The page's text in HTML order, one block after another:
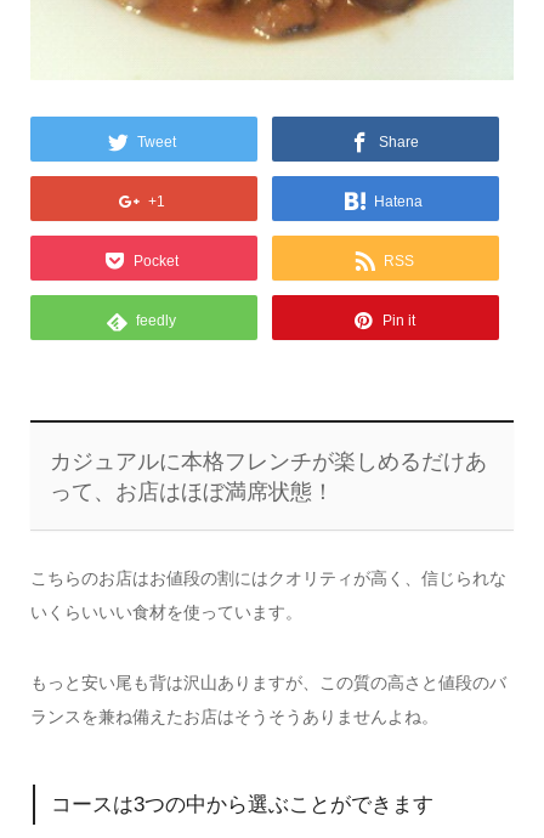
Tweet Share
+1 Hatena
Pocket RSS
feedly Pin it
カジュアルに本格フレンチが楽しめるだけあ
って、お店はほぼ満席状態！
こちらのお店はお値段の割にはクオリティが高く、信じられな
いくらいいい食材を使っています。
もっと安い尾も背は沢山ありますが、この質の高さと値段のバ
ランスを兼ね備えたお店はそうそうありませんよね。
コースは3つの中から選ぶことができます